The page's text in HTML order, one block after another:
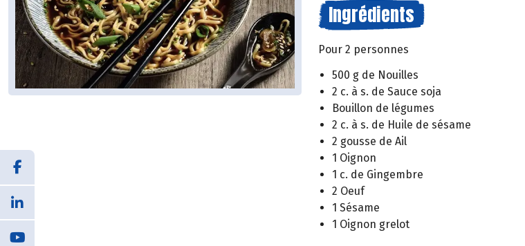
Ingrédients
Pour 2 personnes
500 g de Nouilles
2 c. à s. de Sauce soja
Bouillon de légumes
2 c. à s. de Huile de sésame
2 gousse de Ail
1 Oignon
1 c. de Gingembre
2 Oeuf
1 Sésame
1 Oignon grelot